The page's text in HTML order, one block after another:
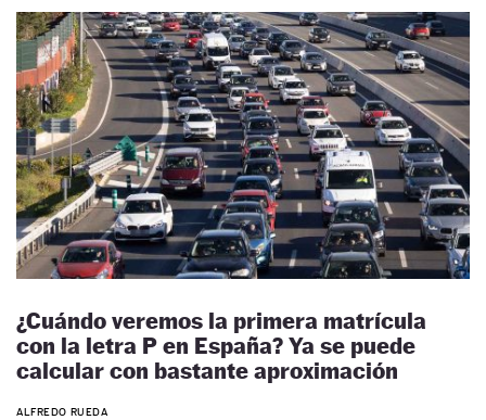
¿Cuándo veremos la primera matrícula
con la letra P en España? Ya se puede
calcular con bastante aproximación
ALFREDO RUEDA